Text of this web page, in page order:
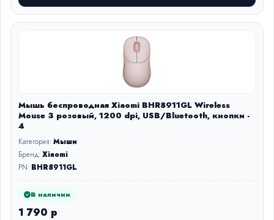
Мышь беспроводная Xiaomi BHR8911GL Wireless
Mouse 3 розовый, 1200 dpi, USB/Bluetooth, кнопки -
4
Категория:Мыши
Бренд:Xiaomi
PN: BHR8911GL
В наличии
1 790 р